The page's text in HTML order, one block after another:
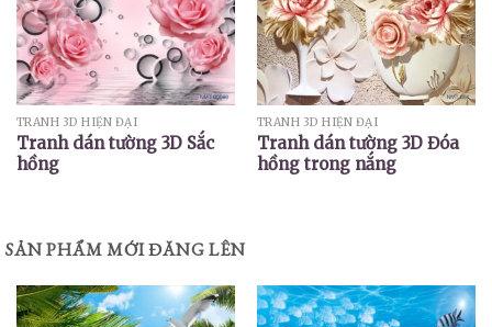
TRANH 3D HIỆN ĐẠI
Tranh dán tường 3D Sắc
hồng
TRANH 3D HIỆN ĐẠI
Tranh dán tường 3D Đóa
hồng trong nắng
SẢN PHẨM MỚI ĐĂNG LÊN